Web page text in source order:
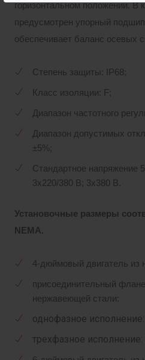
горизонтальном положении. В
предусмотрен упорный
обеспечивает баланс осевых
Степень защиты: IP68;
Класс изоляции: F;
Диапазон частотного
Диапазон допустимых
±5%;
Стандартное напряжение
3x220/380 В; 3x380 В.
Установочные размеры
NEMA.
4-дюймовый двигатель из
присоединительный
нержавеющей стали:
однофазное
трехфазное